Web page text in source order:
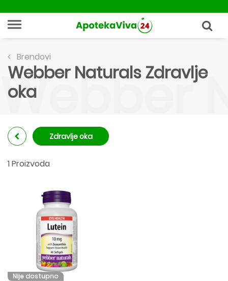
Brendovi
Webber Naturals Zdravlje
oka
Webber
Zdravlje oka
1 Proizvoda
Nije dostupno